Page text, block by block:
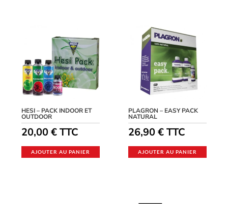
HESI – PACK INDOOR ET
OUTDOOR
20,00€ TTC
AJOUTER AU PANIER
PLAGRON – EASY PACK
NATURAL
26,90€TTC
AJOUTER AU PANIER